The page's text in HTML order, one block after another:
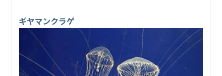
ギヤマンクラゲ